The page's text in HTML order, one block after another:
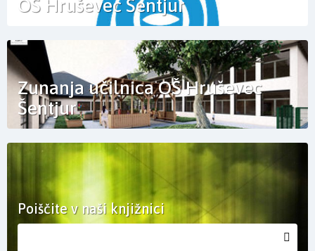
OŠ Hruševec Šentjur
Zunanja učilnica OŠ Hruševec
Šentjur
Poiščite v naši knjižnici